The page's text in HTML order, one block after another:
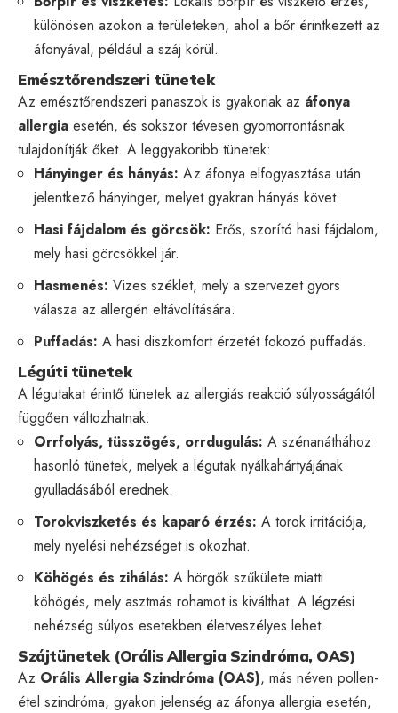
különösen azokon a területeken, ahol a bőr érintkezett az
áfonyával, például a száj körül.
Emésztőrendszeri tünetek
Az emésztőrendszeri panaszok is gyakoriak az áfonya
allergia esetén, és sokszor tévesen gyomorrontásnak
tulajdonítják őket. A leggyakoribb tünetek:
Hányinger és hányás: Az áfonya elfogyasztása után
jelentkező hányinger, melyet gyakran hányás követ.
Hasi fájdalom és görcsök: Erős, szorító hasi fájdalom,
mely hasi görcsökkel jár.
Hasmenés: Vizes széklet, mely a szervezet gyors
válasza az allergén eltávolítására.
Puffadás: A hasi diszkomfort érzetét fokozó puffadás.
Légúti tünetek
A légutakat érintő tünetek az allergiás reakció súlyosságától
függően változhatnak:
Orrfolyás, tüsszögés, orrdugulás: A szénanáthához
hasonló tünetek, melyek a légutak nyálkahártyájának
gyulladásából erednek.
Torokviszketés és kaparó érzés: A torok irritációja,
mely nyelési nehézséget is okozhat.
Köhögés és zihálás: A hörgők szűkülete miatti
köhögés, mely asztmás rohamot is kiválthat. A légzési
nehézség súlyos esetekben életveszélyes lehet.
Szájtünetek (Orális Allergia Szindróma, OAS)
Az Orális Allergia Szindróma (OAS), más néven pollen-
étel szindróma, gyakori jelenség az áfonya allergia esetén,